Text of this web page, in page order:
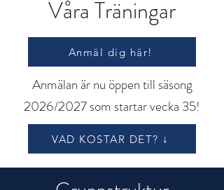
Våra Träningar
Anmäl dig här!
Anmälan är nu öppen till säsong
2026/2027 som startar vecka 35!
VAD KOSTAR DET? ↓